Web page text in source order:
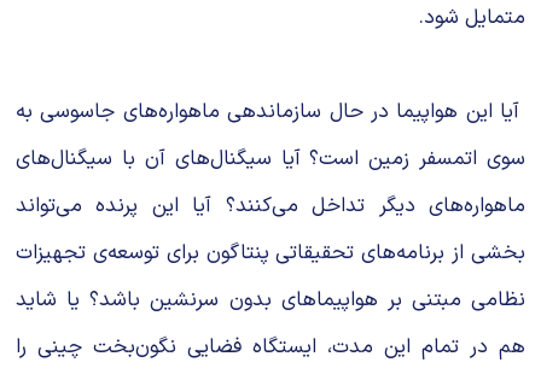
متمایل شود.
آیا این هواپیما در حال سازماندهی ماهواره‌های جاسوسی به
سوی اتمسفر زمین است؟ آیا سیگنال‌های آن با سیگنال‌های
ماهواره‌های دیگر تداخل می‌کنند؟ آیا این پرنده می‌تواند
بخشی از برنامه‌های تحقیقاتی پنتاگون برای توسعه‌ی تجهیزات
نظامی مبتنی بر هواپیماهای بدون سرنشین باشد؟ یا شاید
هم در تمام این مدت، ایستگاه فضایی نگون‌بخت چینی را